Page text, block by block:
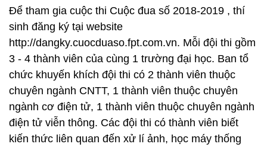
Để tham gia cuộc thi Cuộc đua số 2018-2019 , thí
sinh đăng ký tại website
http://dangky.cuocduaso.fpt.com.vn. Mỗi đội thi gồm
3 - 4 thành viên của cùng 1 trường đại học. Ban tổ
chức khuyến khích đội thi có 2 thành viên thuộc
chuyên ngành CNTT, 1 thành viên thuộc chuyên
ngành cơ điện tử, 1 thành viên thuộc chuyên ngành
điện tử viễn thông. Các đội thi có thành viên biết
kiến thức liên quan đến xử lí ảnh, học máy thống